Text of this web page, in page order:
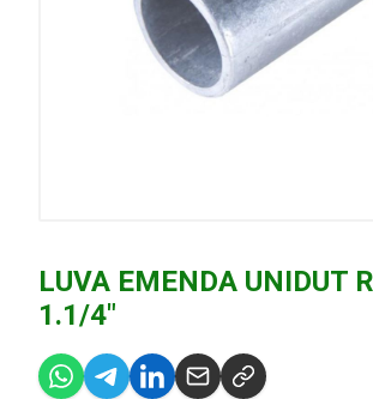
LUVA EMENDA UNIDUT
1.1/4"